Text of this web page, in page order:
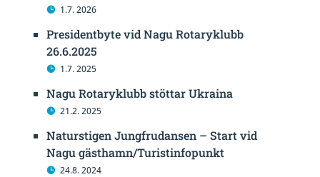
1.7. 2026
Presidentbyte vid Nagu Rotaryklubb
26.6.2025
1.7. 2025
Nagu Rotaryklubb stöttar Ukraina
21.2. 2025
Naturstigen Jungfrudansen – Start vid
Nagu gästhamn/Turistinfopunkt
24.8. 2024